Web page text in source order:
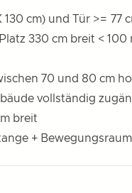
cm) und Tür >= 77
330 cm breit < 100
70 und 80 cm
vollständig
breit
+ Bewegungsraum